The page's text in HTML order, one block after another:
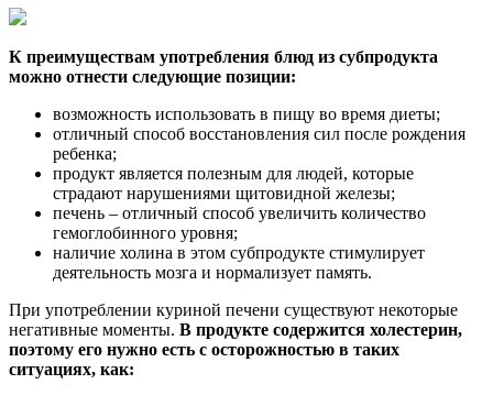
К преимуществам употребления блюд из субпродукта
можно отнести следующие позиции:
возможность использовать в пищу во время диеты;
отличный способ восстановления сил после рождения
ребенка;
продукт является полезным для людей, которые
страдают нарушениями щитовидной железы;
печень – отличный способ увеличить количество
гемоглобинного уровня;
наличие холина в этом субпродукте стимулирует
деятельность мозга и нормализует память.
При употреблении куриной печени существуют некоторые
негативные моменты. В продукте содержится холестерин,
поэтому его нужно есть с осторожностью в таких
ситуациях, как: